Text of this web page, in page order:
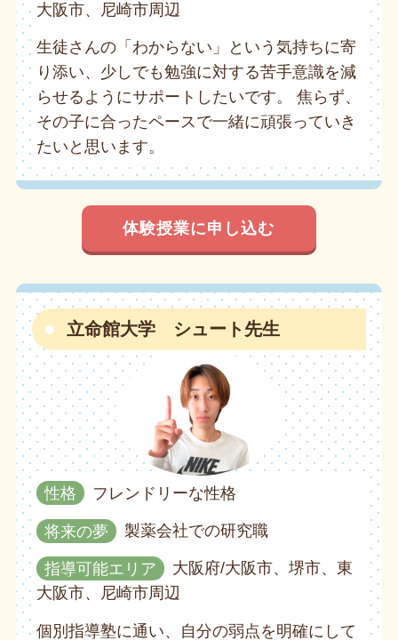
大阪市、尼崎市周辺
生徒さんの「わからない」という気持ちに寄
り添い、少しでも勉強に対する苦手意識を減
らせるようにサポートしたいです。 焦らず、
その子に合ったペースで一緒に頑張っていき
たいと思います。
体験授業に申し込む
立命館大学 シュート先生
性格 フレンドリーな性格
将来の夢 製薬会社での研究職
指導可能エリア
大阪府/大阪市、堺市、東
大阪市、尼崎市周辺
個別指導塾に通い、自分の弱点を明確にして